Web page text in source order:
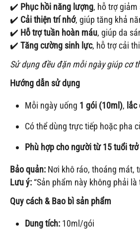
✔️ Phục hồi năng lượng, hỗ trợ
✔️ Cải thiện trí nhớ, giúp tăng khả
✔️ Hỗ trợ tuần hoàn máu, giúp da
✔️ Tăng cường sinh lực, hỗ trợ cải
Sử dụng đều đặn mỗi ngày giúp cơ
Hướng dẫn sử dụng
Mỗi ngày uống 1 gói (10ml),
Có thể dùng trực tiếp hoặc pha
Phù hợp cho người từ 15 tuổi trở
Bảo quản: Nơi khô ráo, thoáng mát,
Lưu ý: “Sản phẩm này không phải
Quy cách & Bao bì sản phẩm
Dung tích: 10ml/gói